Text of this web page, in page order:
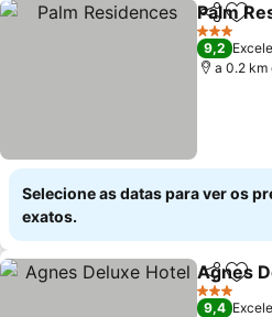
Partilhar
Palm
3 Estrelas
9,2
a 0.2 km
Selecione as datas para ver os
exatos.
Partilhar
Agnes
3 Estrelas
9,4